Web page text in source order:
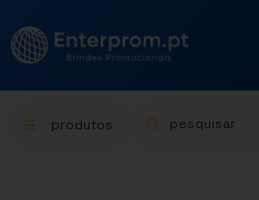
produtos